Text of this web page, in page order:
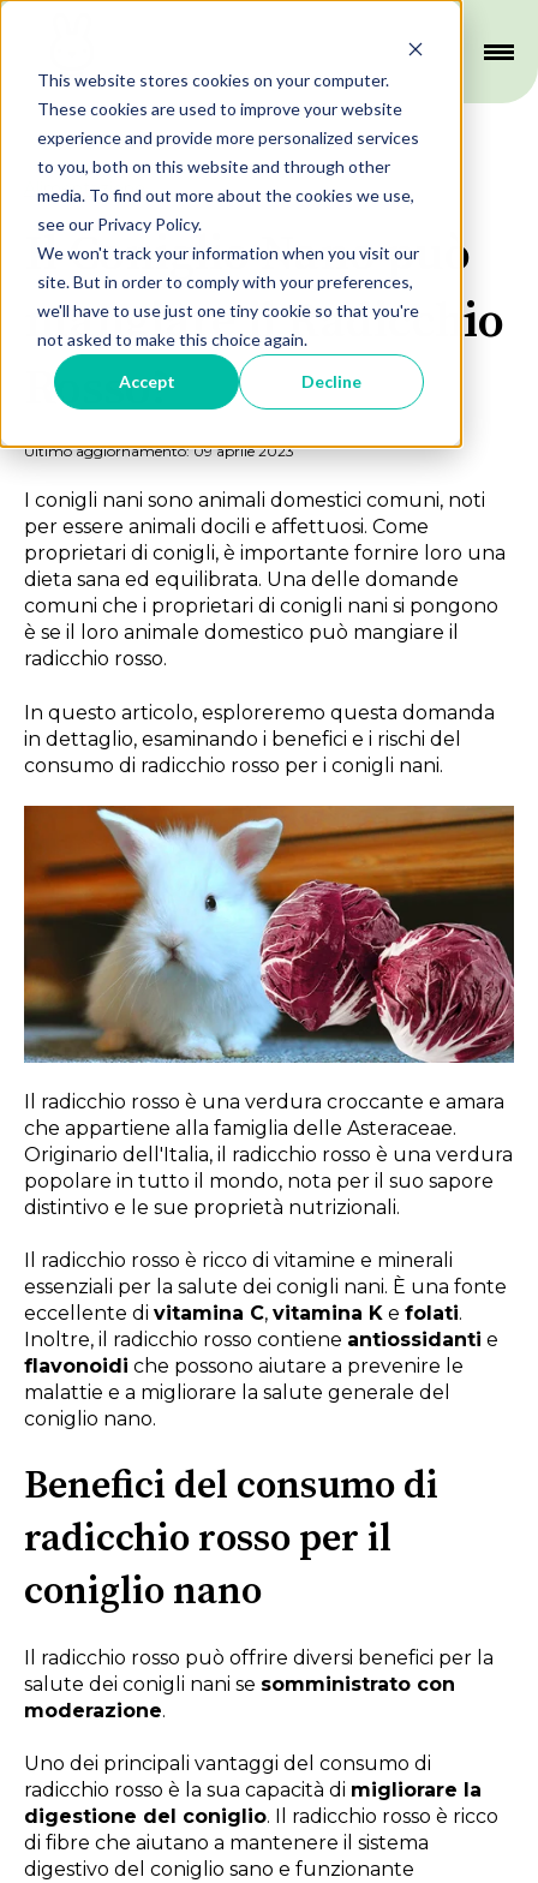
This website stores cookies on your computer.
These cookies are used to improve your website
experience and provide more personalized services
to you, both on this website and through other
media. To find out more about the cookies we use,
see our Privacy Policy.
We won't track your information when you visit our
site. But in order to comply with your preferences,
we'll have to use just one tiny cookie so that you're
not asked to make this choice again.
Accept Decline
Alimentazione
Il Coniglio Nano può
mangiare il Radicchio
Rosso?
Ultimo aggiornamento: 09 aprile 2023
I conigli nani sono animali domestici comuni, noti
per essere animali docili e affettuosi. Come
proprietari di conigli, è importante fornire loro una
dieta sana ed equilibrata. Una delle domande
comuni che i proprietari di conigli nani si pongono
è se il loro animale domestico può mangiare il
radicchio rosso.
In questo articolo, esploreremo questa domanda
in dettaglio, esaminando i benefici e i rischi del
consumo di radicchio rosso per i conigli nani.
Il radicchio rosso è una verdura croccante e amara
che appartiene alla famiglia delle Asteraceae.
Originario dell'Italia, il radicchio rosso è una verdura
popolare in tutto il mondo, nota per il suo sapore
distintivo e le sue proprietà nutrizionali.
Il radicchio rosso è ricco di vitamine e minerali
essenziali per la salute dei conigli nani. È una fonte
eccellente di vitamina C, vitamina K e folati.
Inoltre, il radicchio rosso contiene antiossidanti e
flavonoidi che possono aiutare a prevenire le
malattie e a migliorare la salute generale del
coniglio nano.
Benefici del consumo di
radicchio rosso per il
coniglio nano
Il radicchio rosso può offrire diversi benefici per la
salute dei conigli nani se somministrato con
moderazione.
Uno dei principali vantaggi del consumo di
radicchio rosso è la sua capacità di migliorare la
digestione del coniglio. Il radicchio rosso è ricco
di fibre che aiutano a mantenere il sistema
digestivo del coniglio sano e funzionante